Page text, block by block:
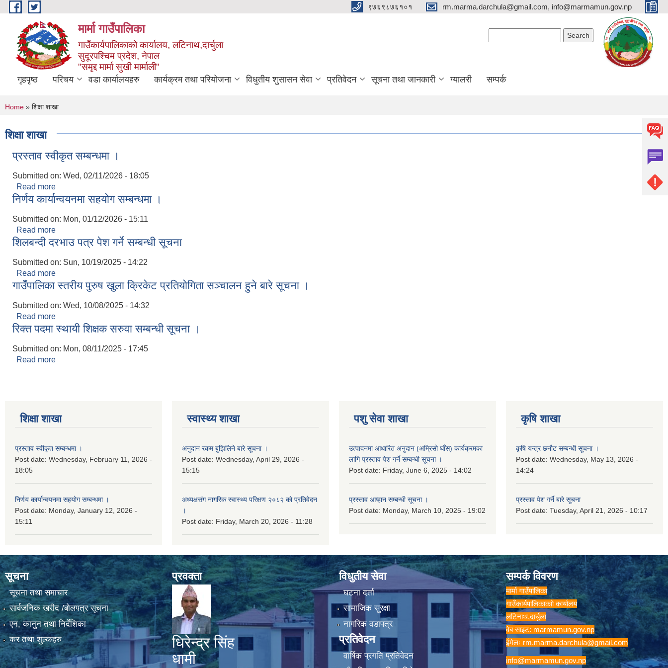
Skip to main content ९७६९८७६१०१ rm.marma.darchula@gmail.com, info@marmamun.gov.np
मार्मा गाउँपालिका
गाउँकार्यपालिकाको कार्यालय, लटिनाथ,दार्चुला
सुदूरपश्चिम प्रदेश, नेपाल
"समृद्द मार्मा सुखी मार्माली"
गृहपृष्ठ परिचय वडा कार्यालयहरु कार्यक्रम तथा परियोजना विधुतीय शुसासन सेवा प्रतिवेदन सूचना तथा जानकारी ग्यालरी सम्पर्क
You are here
Home » शिक्षा शाखा
शिक्षा शाखा
प्रस्ताव स्वीकृत सम्बन्धमा ।
Submitted on: Wed, 02/11/2026 - 18:05
Read more
निर्णय कार्यान्वयनमा सहयोग सम्बन्धमा ।
Submitted on: Mon, 01/12/2026 - 15:11
Read more
शिलबन्दी दरभाउ पत्र पेश गर्ने सम्बन्धी सूचना
Submitted on: Sun, 10/19/2025 - 14:22
Read more
गाउँपालिका स्तरीय पुरुष खुला क्रिकेट प्रतियोगिता सञ्चालन हुने बारे सूचना ।
Submitted on: Wed, 10/08/2025 - 14:32
Read more
रिक्त पदमा स्थायी शिक्षक सरुवा सम्बन्धी सूचना ।
Submitted on: Mon, 08/11/2025 - 17:45
Read more
शिक्षा शाखा
प्रस्ताव स्वीकृत सम्बन्धमा ।
Post date: Wednesday, February 11, 2026 -
18:05
निर्णय कार्यान्वयनमा सहयोग सम्बन्धमा ।
Post date: Monday, January 12, 2026 -
15:11
स्वास्थ्य शाखा
अनुदान रकम बुझिलिने बारे सूचना ।
Post date: Wednesday, April 29, 2026 -
15:15
अध्यक्षसंग नागरिक स्वास्थ्य परिक्षण २०८२ को प्रतिवेदन
।
Post date: Friday, March 20, 2026 - 11:28
पशु सेवा शाखा
उत्पादनमा आधारित अनुदान (अम्रिसो घाँस) कार्यक्रमका
लागि प्रस्ताव पेश गर्ने सम्बन्धी सूचना ।
Post date: Friday, June 6, 2025 - 14:02
प्रस्ताव आप्हान सम्बन्धी सूचना ।
Post date: Monday, March 10, 2025 - 19:02
कृषि शाखा
कृषि यन्त्र छनौट सम्बन्धी सूचना ।
Post date: Wednesday, May 13, 2026 -
14:24
प्रस्ताव पेश गर्ने बारे सूचना
Post date: Tuesday, April 21, 2026 - 10:17
सूचना
सूचना तथा समाचार
सार्वजनिक खरीद /बोलपत्र सूचना
एन, कानुन तथा निर्देशिका
कर तथा शुल्कहरु
प्रवक्ता
धिरेन्द्र सिंह
धामी
विधुतीय सेवा
घटना दर्ता
सामाजिक सुरक्षा
नागरिक वडापत्र
प्रतिवेदन
वार्षिक प्रगति प्रतिवेदन
सम्पर्क विवरण
मार्मा गाउँपालिका
गाउँकार्यपालिकाकाो कार्यालय
लटिनाथ,दार्चुला
वेब साइट: marmamun.gov.np
ईमेलः rm.marma.darchula@gmail.com
info@marmamun.gov.np